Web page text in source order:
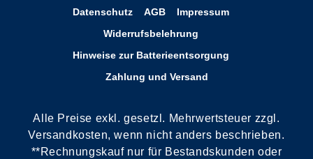
Datenschutz AGB
Impressum
Widerrufsbelehrung
Hinweise zur Batterieentsorgung
Zahlung und Versand
Alle Preise exkl. gesetzl. Mehrwertsteuer zzgl.
Versandkosten, wenn nicht anders beschrieben.
**Rechnungskauf nur für Bestandskunden oder